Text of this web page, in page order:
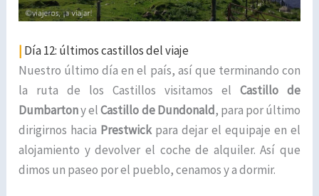
| Día 12: últimos castillos del viaje
Nuestro último día en el país, así que terminando con
la ruta de los Castillos visitamos el Castillo de
Dumbartony elCastillo de Dundonald, para por último
dirigirnos hacia Prestwickpara dejar el equipaje en el
alojamiento y devolver el coche de alquiler. Así que
dimos un paseo por el pueblo, cenamos y a dormir.